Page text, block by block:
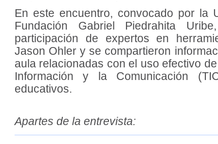
En este encuentro, convocado por la
Fundación Gabriel Piedrahita
participación de expertos en
Jason Ohler y se compartieron
aula relacionadas con el uso efectivo
Información y la Comunicación
educativos.
Apartes de la entrevista: